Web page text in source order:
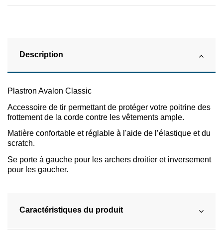
Description
Plastron Avalon Classic
Accessoire de tir permettant de protéger votre poitrine des
frottement de la corde contre les vêtements ample.
Matière confortable et réglable à l'aide de l’élastique et du
scratch.
Se porte à gauche pour les archers droitier et inversement
pour les gaucher.
Caractéristiques du produit